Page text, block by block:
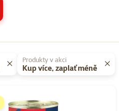
Produkty v akci
Kup více, zaplať méně